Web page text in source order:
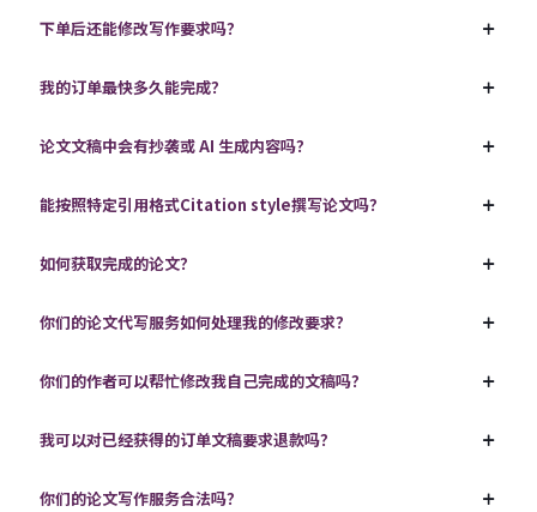
下单后还能修改写作要求吗？
我的订单最快多久能完成？
论文文稿中会有抄袭或 AI 生成内容吗？
能按照特定引用格式Citation style撰写论文吗？
如何获取完成的论文？
你们的论文代写服务如何处理我的修改要求？
你们的作者可以帮忙修改我自己完成的文稿吗？
我可以对已经获得的订单文稿要求退款吗？
你们的论文写作服务合法吗？